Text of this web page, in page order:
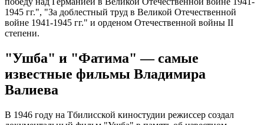
1945 гг.", "За доблестный труд в Великой Отечественной
войне 1941-1945 гг." и орденом Отечественной войны II
степени.
"Ушба" и "Фатима" — самые
известные фильмы Владимира
Валиева
В 1946 году на Тбилисской киностудии режиссер создал